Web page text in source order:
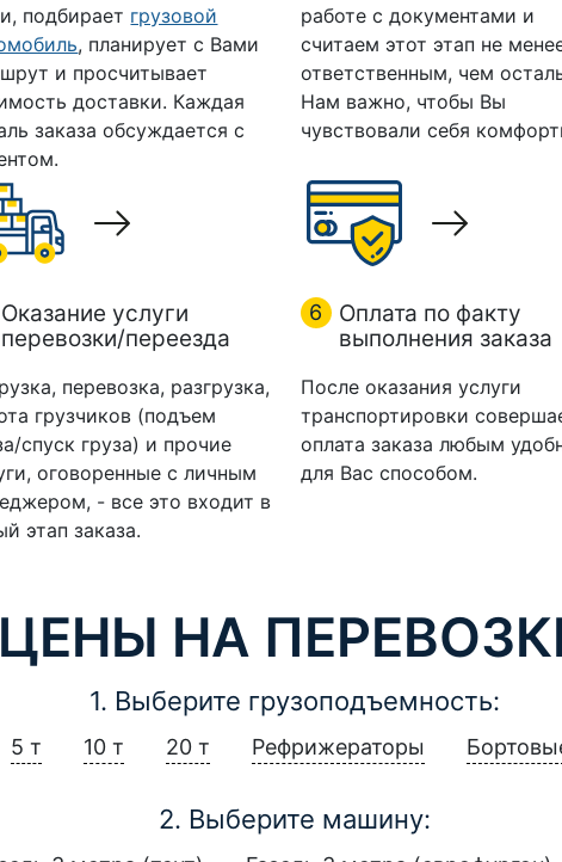
подбирает грузовой
, планирует с Вами
и просчитывает
доставки. Каждая
заказа обсуждается с
работе с документами и
считаем этот этап не
ответственным, чем
Нам важно, чтобы Вы
чувствовали себя
Оказание услуги
перевозки/переезда
перевозка, разгрузка,
грузчиков (подъем
спуск груза) и прочие
оговоренные с личным
- все это входит в
этап заказа.
6
Оплата по факту
выполнения заказа
После оказания услуги
транспортировки
оплата заказа любым
для Вас способом.
ЦЕНЫ НА
1. Выберите грузоподъемность:
5 т 10 т 20 т Рефрижераторы
2. Выберите машину: